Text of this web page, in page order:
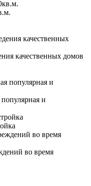
качественных домов
и
во время